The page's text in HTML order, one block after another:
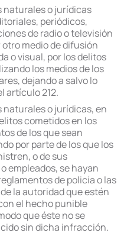
naturales o jurídicas
periódicos,
de radio o televisión
medio de difusión
o visual, por los delitos
los medios de los
dejando a salvo lo
artículo 212.
naturales o jurídicas, en
cometidos en los
de los que sean
por parte de los que los
o de sus
empleados, se hayan
de policía o las
la autoridad que estén
el hecho punible
que éste no se
sin dicha infracción.